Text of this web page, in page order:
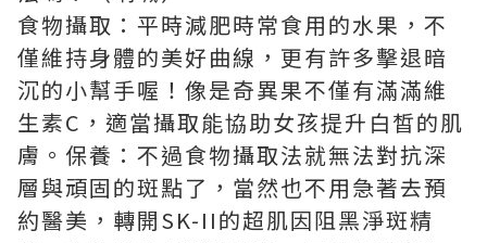
食物攝取：平時減肥時常食用的水果，不
僅維持身體的美好曲線，更有許多擊退暗
沉的小幫手喔！像是奇異果不僅有滿滿維
生素C，適當攝取能協助女孩提升白皙的肌
膚。保養：不過食物攝取法就無法對抗深
層與頑固的斑點了，當然也不用急著去預
約醫美，轉開SK-II的超肌因阻黑淨斑精